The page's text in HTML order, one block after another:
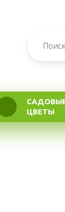
ЦВЕТЫ